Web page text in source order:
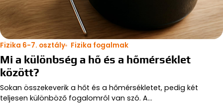
Fizika 6-7. osztály Fizika fogalmak
Mi a különbség a hő és a hőmérséklet
között?
Sokan összekeverik a hőt és a hőmérsékletet, pedig két
teljesen különböző fogalomról van szó. A…